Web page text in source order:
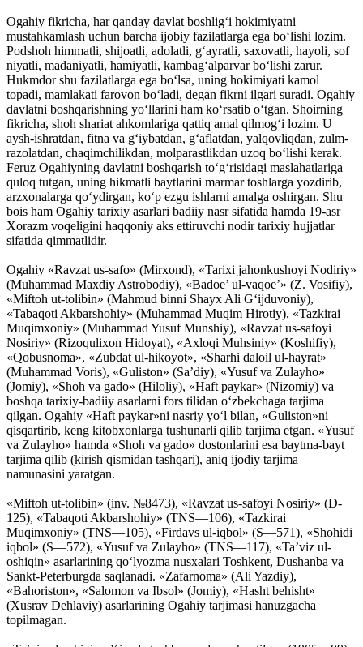
Ogahiy fikricha, har qanday davlat boshlig‘i hokimiyatni
mustahkamlash uchun barcha ijobiy fazilatlarga ega bo‘lishi lozim.
Podshoh himmatli, shijoatli, adolatli, g‘ayratli, saxovatli, hayoli, sof
niyatli, madaniyatli, hamiyatli, kambag‘alparvar bo‘lishi zarur.
Hukmdor shu fazilatlarga ega bo‘lsa, uning hokimiyati kamol
topadi, mamlakati farovon bo‘ladi, degan fikrni ilgari suradi. Ogahiy
davlatni boshqarishning yo‘llarini ham ko‘rsatib o‘tgan. Shoirning
fikricha, shoh shariat ahkomlariga qattiq amal qilmog‘i lozim. U
aysh-ishratdan, fitna va g‘iybatdan, g‘aflatdan, yalqovliqdan, zulm-
razolatdan, chaqimchilikdan, molparastlikdan uzoq bo‘lishi kerak.
Feruz Ogahiyning davlatni boshqarish to‘g‘risidagi maslahatlariga
quloq tutgan, uning hikmatli baytlarini marmar toshlarga yozdirib,
arzxonalarga qo‘ydirgan, ko‘p ezgu ishlarni amalga oshirgan. Shu
bois ham Ogahiy tarixiy asarlari badiiy nasr sifatida hamda 19-asr
Xorazm voqeligini haqqoniy aks ettiruvchi nodir tarixiy hujjatlar
sifatida qimmatlidir.
Ogahiy «Ravzat us-safo» (Mirxond), «Tarixi jahonkushoyi Nodiriy»
(Muhammad Maxdiy Astrobodiy), «Badoe’ ul-vaqoe’» (Z. Vosifiy),
«Miftoh ut-tolibin» (Mahmud binni Shayx Ali G‘ijduvoniy),
«Tabaqoti Akbarshohiy» (Muhammad Muqim Hirotiy), «Tazkirai
Muqimxoniy» (Muhammad Yusuf Munshiy), «Ravzat us-safoyi
Nosiriy» (Rizoqulixon Hidoyat), «Axloqi Muhsiniy» (Koshifiy),
«Qobusnoma», «Zubdat ul-hikoyot», «Sharhi daloil ul-hayrat»
(Muhammad Voris), «Guliston» (Sa’diy), «Yusuf va Zulayho»
(Jomiy), «Shoh va gado» (Hiloliy), «Haft paykar» (Nizomiy) va
boshqa tarixiy-badiiy asarlarni fors tilidan o‘zbekchaga tarjima
qilgan. Ogahiy «Haft paykar»ni nasriy yo‘l bilan, «Guliston»ni
qisqartirib, keng kitobxonlarga tushunarli qilib tarjima etgan. «Yusuf
va Zulayho» hamda «Shoh va gado» dostonlarini esa baytma-bayt
tarjima qilib (kirish qismidan tashqari), aniq ijodiy tarjima
namunasini yaratgan.
«Miftoh ut-tolibin» (inv. №8473), «Ravzat us-safoyi Nosiriy» (D-
125), «Tabaqoti Akbarshohiy» (TNS—106), «Tazkirai
Muqimxoniy» (TNS—105), «Firdavs ul-iqbol» (S—571), «Shohidi
iqbol» (S—572), «Yusuf va Zulayho» (TNS—117), «Ta’viz ul-
oshiqin» asarlarining qo‘lyozma nusxalari Toshkent, Dushanba va
Sankt-Peterburgda saqlanadi. «Zafarnoma» (Ali Yazdiy),
«Bahoriston», «Salomon va Ibsol» (Jomiy), «Hasht behisht»
(Xusrav Dehlaviy) asarlarining Ogahiy tarjimasi hanuzgacha
topilmagan.